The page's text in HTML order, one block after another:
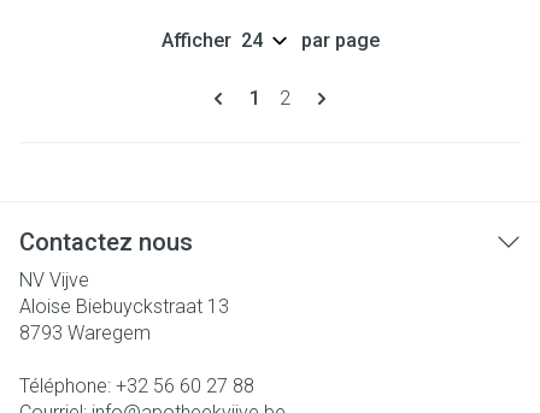
Pages
Vous lisez actuellement la page
1 Page
2
Afficher par page
Contactez nous
NV Vijve
Aloise Biebuyckstraat 13
8793 Waregem
Téléphone: +32 56 60 27 88